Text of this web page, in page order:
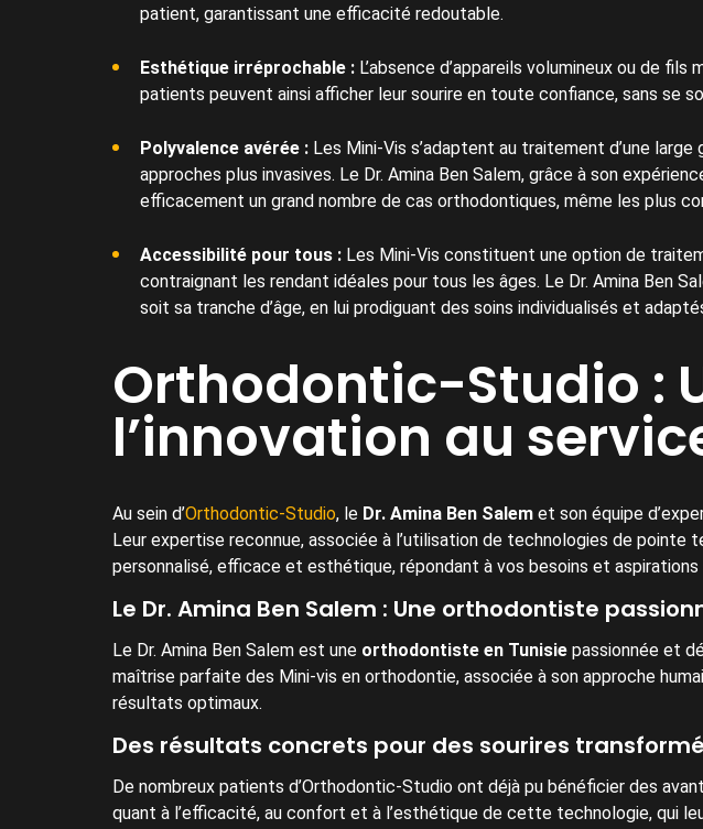
patient, garantissant une efficacité redoutable.
Esthétique irréprochable : L’absence d’appareils volumineux ou de
patients peuvent ainsi afficher leur sourire en toute confiance, sans se
Polyvalence avérée : Les Mini-Vis s’adaptent au traitement d’une
approches plus invasives. Le Dr. Amina Ben Salem, grâce à son
efficacement un grand nombre de cas orthodontiques, même les plus
Accessibilité pour tous : Les Mini-Vis constituent une option de
contraignant les rendant idéales pour tous les âges. Le Dr. Amina Ben
soit sa tranche d’âge, en lui prodiguant des soins individualisés et
Orthodontic-Studio :
l’innovation au
Au sein d’Orthodontic-Studio, le Dr. Amina Ben Salem et son équipe
Leur expertise reconnue, associée à l’utilisation de technologies de pointe
personnalisé, efficace et esthétique, répondant à vos besoins et aspirations
Le Dr. Amina Ben Salem : Une orthodontiste
Le Dr. Amina Ben Salem est une orthodontiste en Tunisie passionnée et
maîtrise parfaite des Mini-vis en orthodontie, associée à son approche
résultats optimaux.
Des résultats concrets pour des sourires
De nombreux patients d’Orthodontic-Studio ont déjà pu bénéficier des
quant à l’efficacité, au confort et à l’esthétique de cette technologie, qui